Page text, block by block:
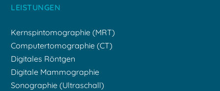
LEISTUNGEN
Kernspintomographie (MRT)
Computertomographie (CT)
Digitales Röntgen
Digitale Mammographie
Sonographie (Ultraschall)